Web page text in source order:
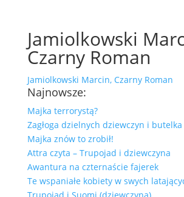
Jamiolkowski
Czarny Roman
Jamiolkowski Marcin, Czarny Roman
Najnowsze:
Majka terrorystą?
Zagłoga dzielnych dziewczyn i
Majka znów to zrobił!
Attra czyta – Trupojad i dziewczyna
Awantura na czternaście fajerek
Te wspaniałe kobiety w swych